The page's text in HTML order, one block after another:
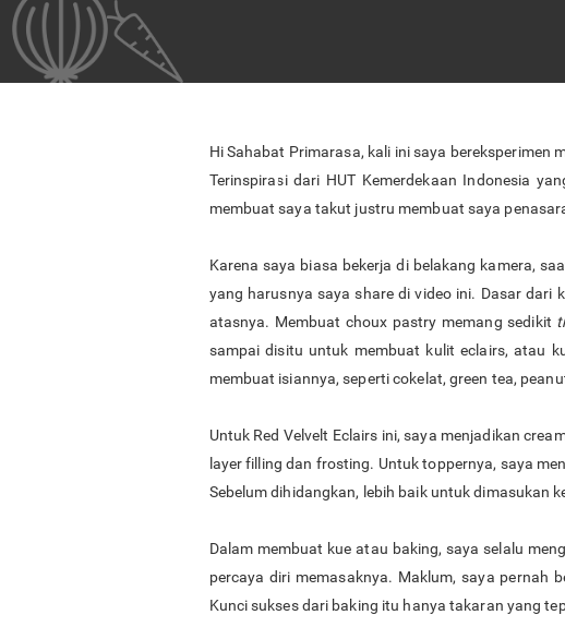
Hi Sahabat Primarasa, kali ini saya bereksperimen
Terinspirasi dari HUT Kemerdekaan Indonesia
membuat saya takut justru membuat saya
Karena saya biasa bekerja di belakang kamera,
yang harusnya saya share di video ini. Dasar
atasnya. Membuat choux pastry memang sedikit
sampai disitu untuk membuat kulit eclairs, atau
membuat isiannya, seperti cokelat, green tea,
Untuk Red Velvelt Eclairs ini, saya menjadikan
layer filling dan frosting. Untuk toppernya, saya
Sebelum dihidangkan, lebih baik untuk dimasukan
Dalam membuat kue atau baking, saya selalu
percaya diri memasaknya. Maklum, saya pernah
Kunci sukses dari baking itu hanya takaran yang